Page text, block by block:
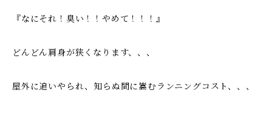
『なにそれ！臭い！！やめて！！！』
どんどん肩身が狭くなります、、、
屋外に追いやられ、知らぬ間に嵩むランニングコスト、、、